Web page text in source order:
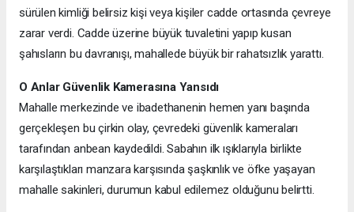
sürülen kimliği belirsiz kişi veya kişiler cadde ortasında çevreye
zarar verdi. Cadde üzerine büyük tuvaletini yapıp kusan
şahısların bu davranışı, mahallede büyük bir rahatsızlık yarattı.
O Anlar Güvenlik Kamerasına Yansıdı
Mahalle merkezinde ve ibadethanenin hemen yanı başında
gerçekleşen bu çirkin olay, çevredeki güvenlik kameraları
tarafından anbean kaydedildi. Sabahın ilk ışıklarıyla birlikte
karşılaştıkları manzara karşısında şaşkınlık ve öfke yaşayan
mahalle sakinleri, durumun kabul edilemez olduğunu belirtti.